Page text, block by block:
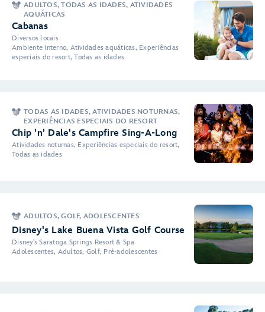
ADULTOS, TODAS AS IDADES, ATIVIDADES
AQUÁTICAS
Cabanas
Diversos locais
Ambiente interno, Atividades aquáticas, Experiências
especiais do resort, Todas as idades
TODAS AS IDADES, ATIVIDADES NOTURNAS,
EXPERIÊNCIAS ESPECIAIS DO RESORT
Chip 'n' Dale's Campfire Sing-A-Long
Atividades noturnas, Experiências especiais do resort,
Todas as idades
ADULTOS, GOLF, ADOLESCENTES
Disney's Lake Buena Vista Golf Course
Disney's Saratoga Springs Resort & Spa
Adolescentes, Adultos, Golf, Pré-adolescentes